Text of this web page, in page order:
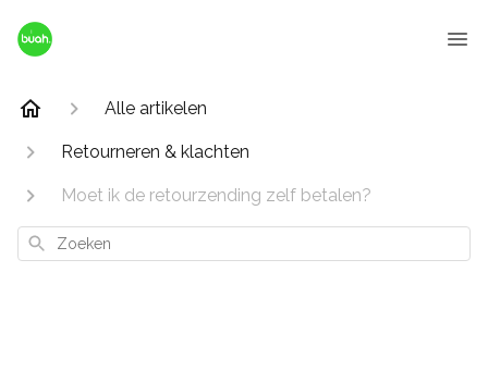
Alle artikelen
Retourneren & klachten
Moet ik de retourzending zelf betalen?
Zoeken